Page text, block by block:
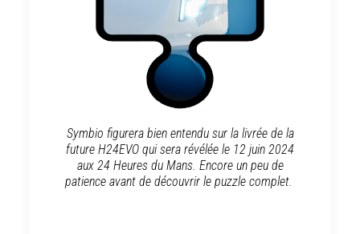
Symbio figurera bien entendu sur la livrée de la
future H24EVO qui sera révélée le 12 juin 2024
aux 24 Heures du Mans. Encore un peu de
patience avant de découvrir le puzzle complet.